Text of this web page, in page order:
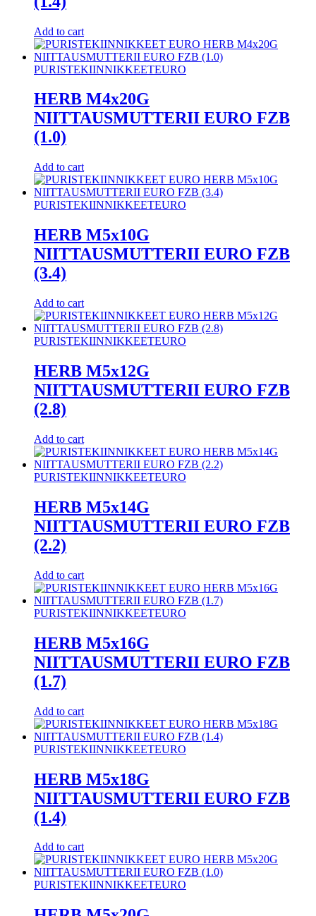
Add to cart
PURISTEKIINNIKKEETEURO
HERB M4x20G
NIITTAUSMUTTERII EURO FZB
(1.0)
Add to cart
PURISTEKIINNIKKEETEURO
HERB M5x10G
NIITTAUSMUTTERII EURO FZB
(3.4)
Add to cart
PURISTEKIINNIKKEETEURO
HERB M5x12G
NIITTAUSMUTTERII EURO FZB
(2.8)
Add to cart
PURISTEKIINNIKKEETEURO
HERB M5x14G
NIITTAUSMUTTERII EURO FZB
(2.2)
Add to cart
PURISTEKIINNIKKEETEURO
HERB M5x16G
NIITTAUSMUTTERII EURO FZB
(1.7)
Add to cart
PURISTEKIINNIKKEETEURO
HERB M5x18G
NIITTAUSMUTTERII EURO FZB
(1.4)
Add to cart
PURISTEKIINNIKKEETEURO